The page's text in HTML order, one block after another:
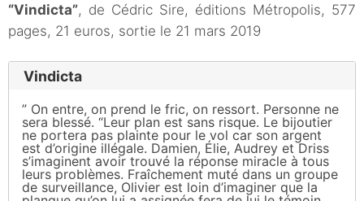
“Vindicta”, de Cédric Sire, éditions Métropolis, 577
pages, 21 euros, sortie le 21 mars 2019
Vindicta
” On entre, on prend le fric, on ressort. Personne ne
sera blessé. “Leur plan est sans risque. Le bijoutier
ne portera pas plainte pour le vol car son argent
est d’origine illégale. Damien, Élie, Audrey et Driss
s’imaginent avoir trouvé la réponse miracle à tous
leurs problèmes. Fraîchement muté dans un groupe
de surveillance, Olivier est loin d’imaginer que la